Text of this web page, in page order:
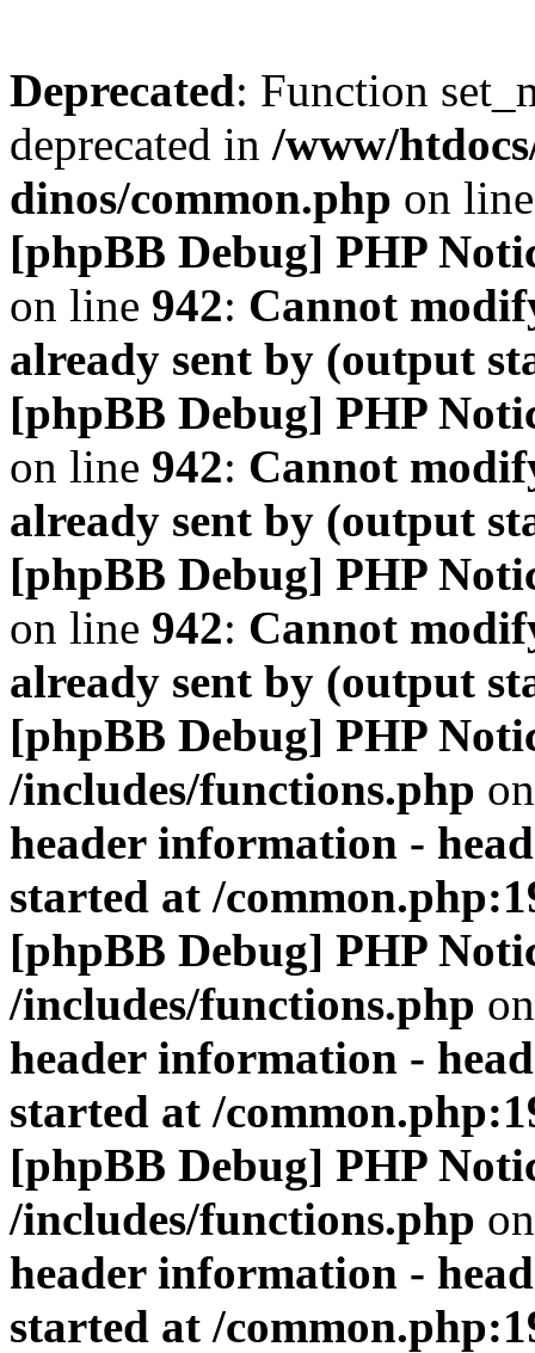
Deprecated: Function
deprecated in /www/
dinos/common.php on
[phpBB Debug] PHP
on line 942: Cannot
already sent by (output
[phpBB Debug] PHP
on line 942: Cannot
already sent by (output
[phpBB Debug] PHP
on line 942: Cannot
already sent by (output
[phpBB Debug] PHP
/includes/functions.php
header information -
started at /
[phpBB Debug] PHP
/includes/functions.php
header information -
started at /
[phpBB Debug] PHP
/includes/functions.php
header information -
started at /